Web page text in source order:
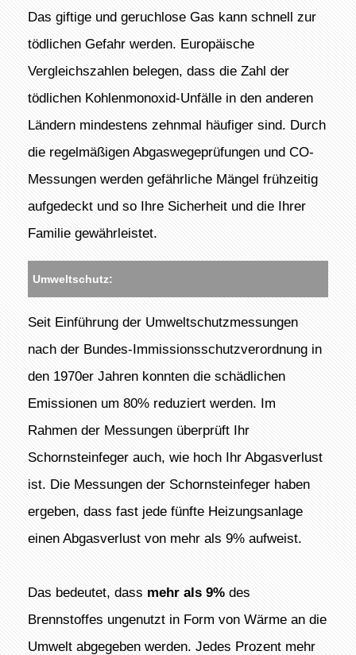
Das giftige und geruchlose Gas kann schnell zur
tödlichen Gefahr werden. Europäische
Vergleichszahlen belegen, dass die Zahl der
tödlichen Kohlenmonoxid-Unfälle in den anderen
Ländern mindestens zehnmal häufiger sind. Durch
die regelmäßigen Abgaswegeprüfungen und CO-
Messungen werden gefährliche Mängel frühzeitig
aufgedeckt und so Ihre Sicherheit und die Ihrer
Familie gewährleistet.
Umweltschutz:
Seit Einführung der Umweltschutzmessungen
nach der Bundes-Immissionsschutzverordnung in
den 1970er Jahren konnten die schädlichen
Emissionen um 80% reduziert werden. Im
Rahmen der Messungen überprüft Ihr
Schornsteinfeger auch, wie hoch Ihr Abgasverlust
ist. Die Messungen der Schornsteinfeger haben
ergeben, dass fast jede fünfte Heizungsanlage
einen Abgasverlust von mehr als 9% aufweist.
Das bedeutet, dass mehr als 9%des
Brennstoffes ungenutzt in Form von Wärme an die
Umwelt abgegeben werden. Jedes Prozent mehr